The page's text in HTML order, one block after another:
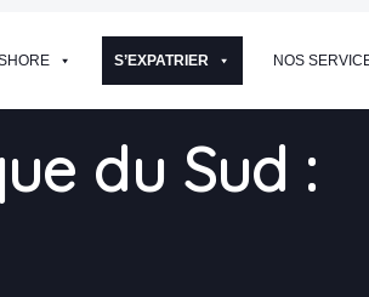
S’EXPATRIER NOS
du Sud :